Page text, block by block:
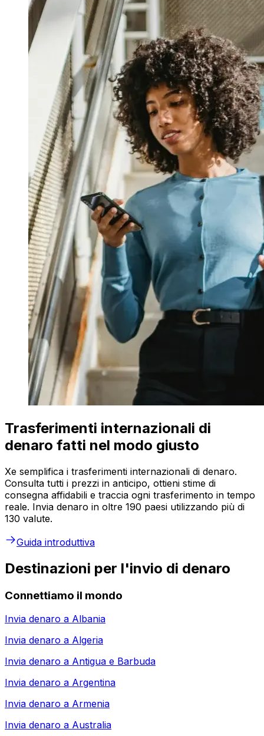
Trasferimenti internazionali di
denaro fatti nel modo giusto
Xe semplifica i trasferimenti internazionali di denaro.
Consulta tutti i prezzi in anticipo, ottieni stime di
consegna affidabili e traccia ogni trasferimento in tempo
reale. Invia denaro in oltre 190 paesi utilizzando più di
130 valute.
Guida introduttiva
Destinazioni per l'invio di denaro
Connettiamo il mondo
Invia denaro a Albania
Invia denaro a Algeria
Invia denaro a Antigua e Barbuda
Invia denaro a Argentina
Invia denaro a Armenia
Invia denaro a Australia